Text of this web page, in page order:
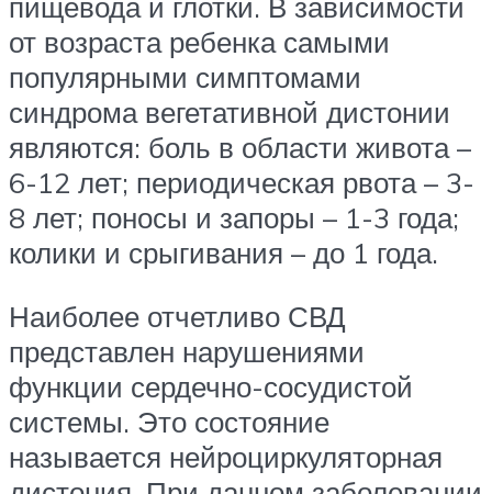
от возраста ребенка самыми
популярными симптомами
синдрома вегетативной дистонии
являются: боль в области живота –
6-12 лет; периодическая рвота – 3-
8 лет; поносы и запоры – 1-3 года;
колики и срыгивания – до 1 года.
Наиболее отчетливо СВД
представлен нарушениями
функции сердечно-сосудистой
системы. Это состояние
называется нейроциркуляторная